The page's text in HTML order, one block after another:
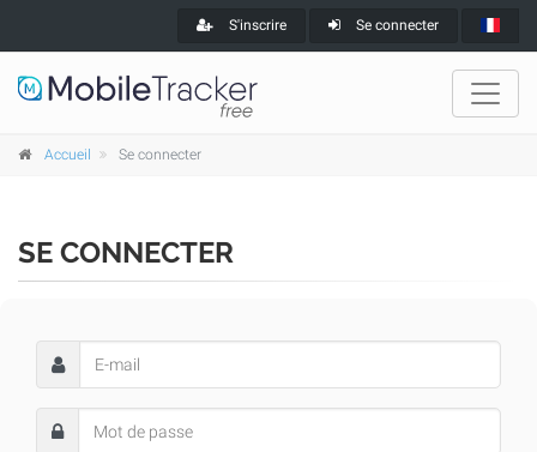
S'inscrire Se connecter
Accueil Se connecter
SE CONNECTER